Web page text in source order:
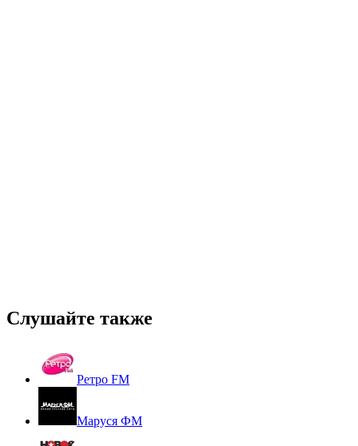
Слушайте также
Ретро FM
Маруся ФМ